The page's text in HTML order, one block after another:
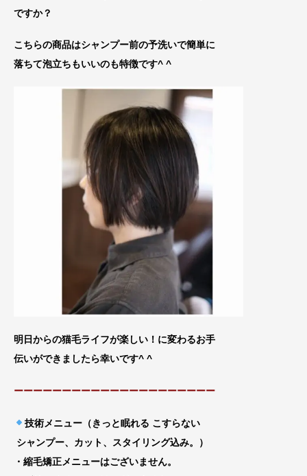
ですか？
こちらの商品はシャンプー前の予洗いで簡単に
落ちて泡立ちもいいのも特徴です^ ^
明日からの猫毛ライフが楽しい！に変わるお手
伝いができましたら幸いです^ ^
ーーーーーーーーーーーーーーーーーーーーー
技術メニュー（きっと眠れる こすらない
シャンプー、カット、スタイリング込み。）
・縮毛矯正メニューはございません。